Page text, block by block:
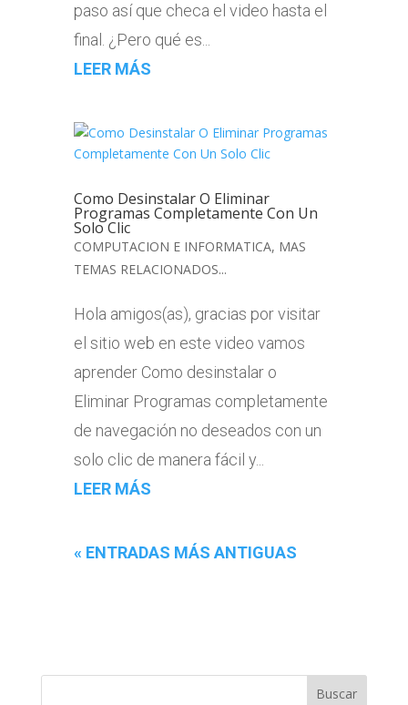
paso así que checa el video hasta el
final. ¿Pero qué es...
LEER MÁS
Como Desinstalar O Eliminar
Programas Completamente Con Un
Solo Clic
COMPUTACION E INFORMATICA, MAS
TEMAS RELACIONADOS...
Hola amigos(as), gracias por visitar
el sitio web en este video vamos
aprender Como desinstalar o
Eliminar Programas completamente
de navegación no deseados con un
solo clic de manera fácil y...
LEER MÁS
« ENTRADAS MÁS ANTIGUAS
Buscar